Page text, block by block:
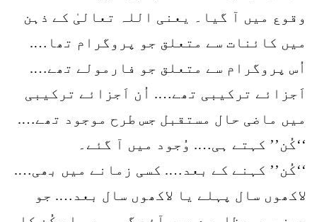
وقوع میں آ گیا۔ یعنی اللہ تعالیٰ کے ذہن
میں کائنات سے متعلق جو پروگرام تھا….
اُس پروگرام سے متعلق جو فارمولے تھے….
اَجزائے ترکیبی تھے…. اُن اَجزائے ترکیبی
میں ماضی حال مستقبل جس طرح موجود تھے….
‘‘کُن’’ کہتے ہی…. وُجود میں آ گئے۔
‘‘کُن’’ کہنے کے بعد…. کسی زمانے میں بھی….
لاکھوں سال پہلے یا لاکھوں سال بعد…. جو